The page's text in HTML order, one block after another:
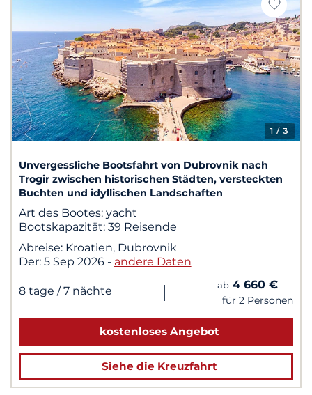
1 / 3
Unvergessliche Bootsfahrt von Dubrovnik nach
Trogir zwischen historischen Städten, versteckten
Buchten und idyllischen Landschaften
Art des Bootes: yacht
Bootskapazität: 39 Reisende
Abreise: Kroatien, Dubrovnik
Der: 5 Sep 2026 - andere Daten
8 tage / 7 nächte | ab 4 660 €
für 2 Personen
kostenloses Angebot
Siehe die Kreuzfahrt